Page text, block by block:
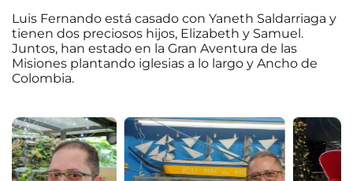
Luis Fernando está casado con Yaneth Saldarriaga y
tienen dos preciosos hijos, Elizabeth y Samuel.
Juntos, han estado en la Gran Aventura de las
Misiones plantando iglesias a lo largo y Ancho de
Colombia.